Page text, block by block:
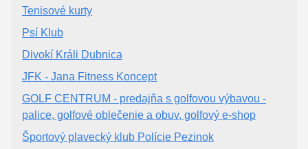
Tenisové kurty
Psí Klub
Divokí Králi Dubnica
JFK - Jana Fitness Koncept
GOLF CENTRUM - predajňa s golfovou výbavou -
palice, golfové oblečenie a obuv, golfový e-shop
Športový plavecký klub Polície Pezinok